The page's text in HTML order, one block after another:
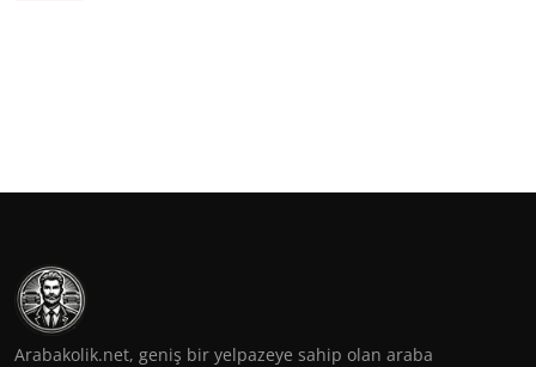
Arabakolik.net, geniş bir yelpazeye sahip olan araba